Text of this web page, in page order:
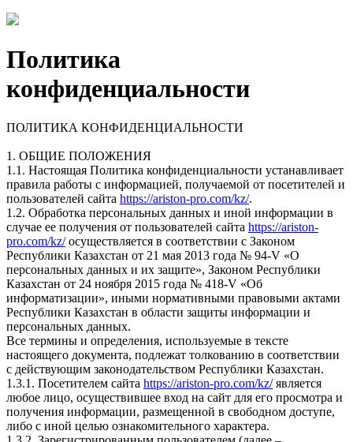
Политика
конфиденциальности
ПОЛИТИКА КОНФИДЕНЦИАЛЬНОСТИ
1. ОБЩИЕ ПОЛОЖЕНИЯ
1.1. Настоящая Политика конфиденциальности устанавливает
правила работы с информацией, получаемой от посетителей и
пользователей сайта https://ariston-pro.com/kz/.
1.2. Обработка персональных данных и иной информации в
случае ее получения от пользователей сайта https://ariston-
pro.com/kz/осуществляется в соответствии с Законом
Республики Казахстан от 21 мая 2013 года № 94-V «О
персональных данных и их защите», Законом Республики
Казахстан от 24 ноября 2015 года № 418-V «Об
информатизации», иными нормативными правовыми актами
Республики Казахстан в области защиты информации и
персональных данных.
Все термины и определения, используемые в тексте
настоящего документа, подлежат толкованию в соответствии
с действующим законодательством Республики Казахстан.
1.3.1. Посетителем сайта https://ariston-pro.com/kz/является
любое лицо, осуществившее вход на сайт для его просмотра и
получения информации, размещенной в свободном доступе,
либо с иной целью ознакомительного характера.